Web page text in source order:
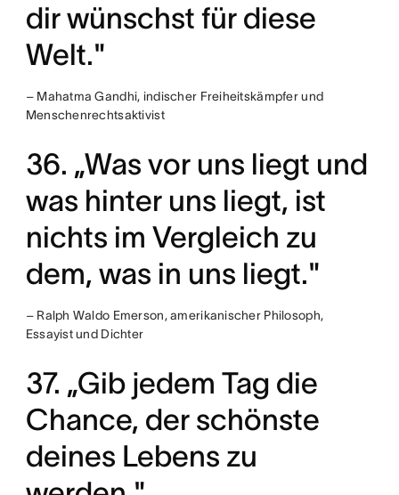
dir wünschst für diese
Welt."
– Mahatma Gandhi, indischer Freiheitskämpfer und
Menschenrechtsaktivist
36. „Was vor uns liegt und
was hinter uns liegt, ist
nichts im Vergleich zu
dem, was in uns liegt."
– Ralph Waldo Emerson, amerikanischer Philosoph,
Essayist und Dichter
37. „Gib jedem Tag die
Chance, der schönste
deines Lebens zu